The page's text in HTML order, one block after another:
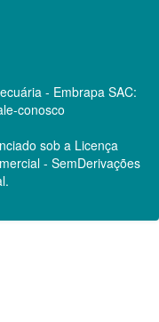
- Embrapa SAC:
conosco
sob a Licença
- SemDerivações